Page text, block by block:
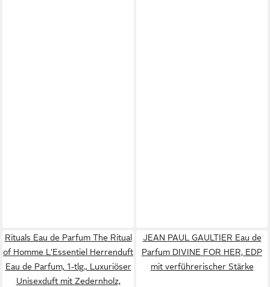
Rituals Eau de Parfum The Ritual
of Homme L'Essentiel Herrenduft
Eau de Parfum, 1-tlg., Luxuriöser
Unisexduft mit Zedernholz,
JEAN PAUL GAULTIER Eau de
Parfum DIVINE FOR HER, EDP
mit verführerischer Stärke